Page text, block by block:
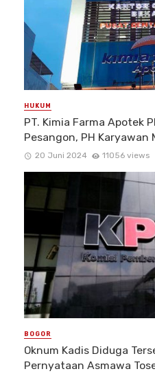
HUKUM
PT. Kimia Farma Apotek
Pesangon, PH Karyawan
20 Juni 2024 11056 views
BOGOR
Oknum Kadis Diduga
Pernyataan Asmawa